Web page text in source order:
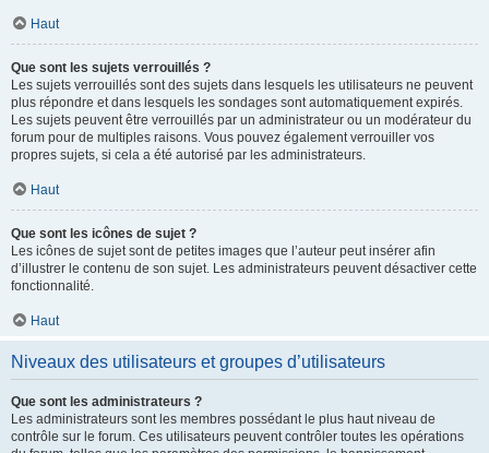
Haut
Que sont les sujets verrouillés ?
Les sujets verrouillés sont des sujets dans lesquels les utilisateurs ne peuvent
plus répondre et dans lesquels les sondages sont automatiquement expirés.
Les sujets peuvent être verrouillés par un administrateur ou un modérateur du
forum pour de multiples raisons. Vous pouvez également verrouiller vos
propres sujets, si cela a été autorisé par les administrateurs.
Haut
Que sont les icônes de sujet ?
Les icônes de sujet sont de petites images que l’auteur peut insérer afin
d’illustrer le contenu de son sujet. Les administrateurs peuvent désactiver cette
fonctionnalité.
Haut
Niveaux des utilisateurs et groupes d’utilisateurs
Que sont les administrateurs ?
Les administrateurs sont les membres possédant le plus haut niveau de
contrôle sur le forum. Ces utilisateurs peuvent contrôler toutes les opérations